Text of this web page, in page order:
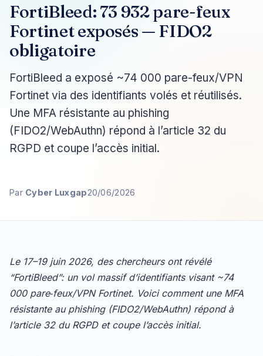
FortiBleed: 73 932 pare-feux
Fortinet exposés — FIDO2
obligatoire
FortiBleed a exposé ~74 000 pare-feux/VPN
Fortinet via des identifiants volés et réutilisés.
Une MFA résistante au phishing
(FIDO2/WebAuthn) répond à l’article 32 du
RGPD et coupe l’accès initial.
Par Cyber Luxgap20/06/2026
Le 17–19 juin 2026, des chercheurs ont révélé
“FortiBleed”: un vol massif d’identifiants visant ~74
000 pare‑feux/VPN Fortinet. Voici comment une MFA
résistante au phishing (FIDO2/WebAuthn) répond à
l’article 32 du RGPD et coupe l’accès initial.